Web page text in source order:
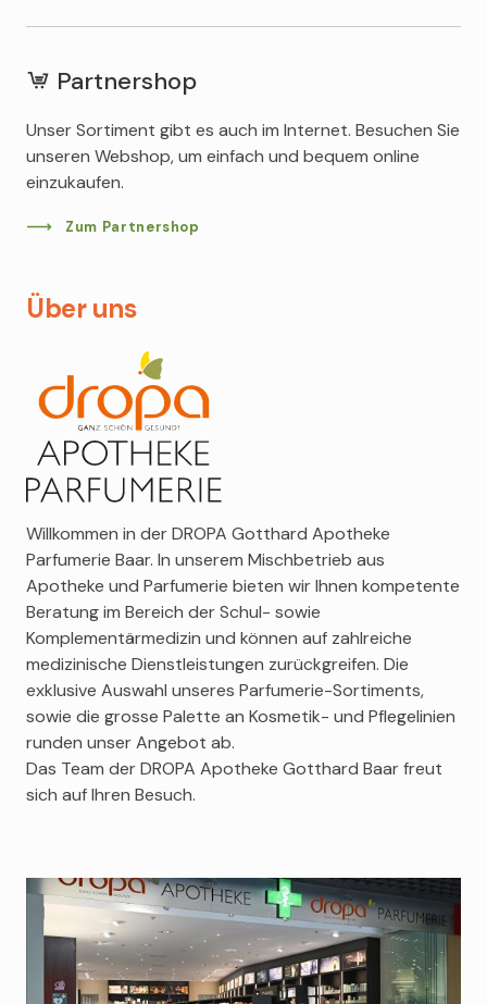
Acqua di Parma
Babor
La Mer
Marly
Molton Brown
Valmont
Hermès
La Roche Posay
Declaré
Elizabeth Arden
Goloy
Estée Lauder
Eucerin
SBT
Sensai
Sisley
Vichy
Roger&Gallet
Louis Widmer
Marlies Möller
Michael Kors
Avène
Chanel
CeraVe
Partnershop
Unser Sortiment gibt es auch im Internet. Besuchen Sie
unseren Webshop, um einfach und bequem online
einzukaufen.
Zum Partnershop
Über uns
Willkommen in der DROPA Gotthard Apotheke
Parfumerie Baar. In unserem Mischbetrieb aus
Apotheke und Parfumerie bieten wir Ihnen kompetente
Beratung im Bereich der Schul- sowie
Komplementärmedizin und können auf zahlreiche
medizinische Dienstleistungen zurückgreifen. Die
exklusive Auswahl unseres Parfumerie-Sortiments,
sowie die grosse Palette an Kosmetik- und Pflegelinien
runden unser Angebot ab.
Das Team der DROPA Apotheke Gotthard Baar freut
sich auf Ihren Besuch.